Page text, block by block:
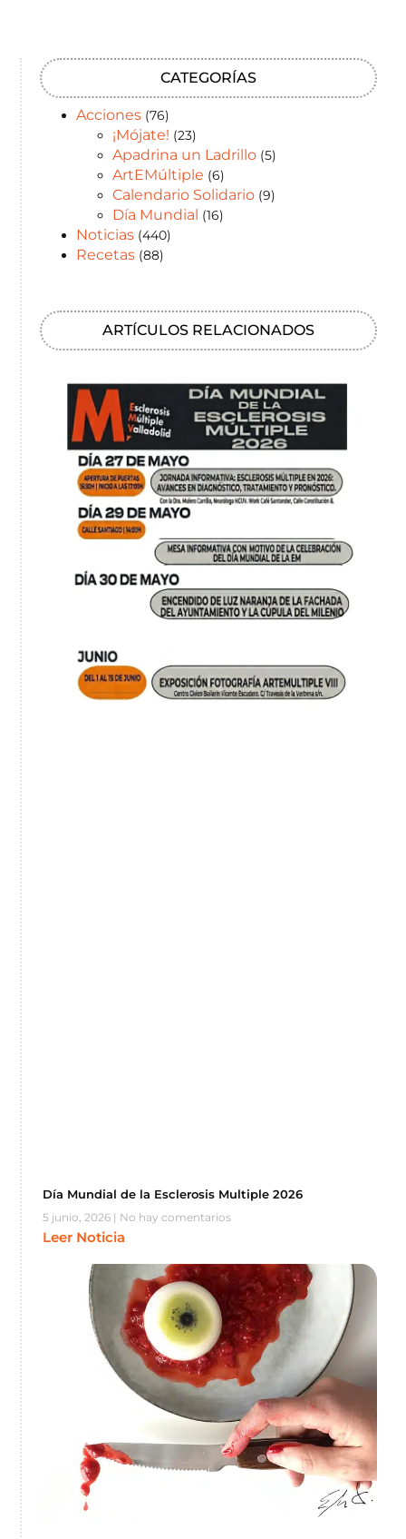
CATEGORÍAS
Acciones (76)
¡Mójate! (23)
Apadrina un Ladrillo (5)
ArtEMúltiple (6)
Calendario Solidario (9)
Día Mundial (16)
Noticias (440)
Recetas (88)
ARTÍCULOS RELACIONADOS
Día Mundial de la Esclerosis Multiple 2026
5 junio, 2026 No hay comentarios
Leer Noticia